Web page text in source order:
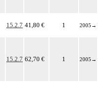
15.2.7 41,80 € 1 2005 →
15.2.7 62,70 € 1 2005 →